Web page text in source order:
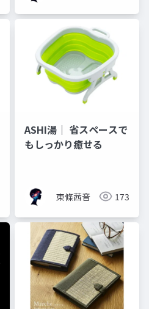
ASHI湯｜ 省スペースで
もしっかり癒せる
東條茜音 173